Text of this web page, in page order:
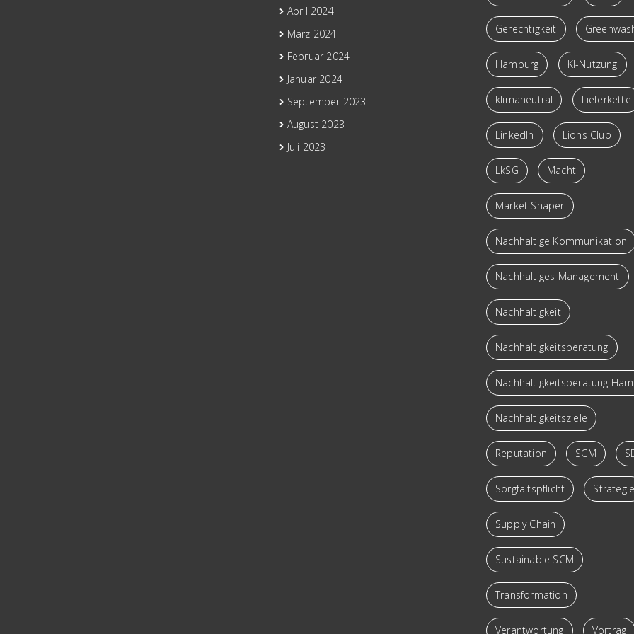
April 2024
März 2024
Februar 2024
Januar 2024
September 2023
August 2023
Juli 2023
Gerechtigkeit
Hamburg KI-Nutzung
klimaneutral Lieferkette
LinkedIn Lions Club
LkSG Macht
Market Shaper
Nachhaltige Kommunikation
Nachhaltiges Management
Nachhaltigkeit
Nachhaltigkeitsberatung
Nachhaltigkeitsberatung
Nachhaltigkeitsziele
Reputation SCM
Sorgfaltspflicht
Supply Chain
Sustainable SCM
Transformation
Verantwortung Vortrag